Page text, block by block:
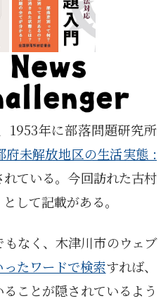
1953年に部落問題研究所
府未解放地区の生活実態 :
れている。今回訪れた古村
して記載がある。
なく、木津川市のウェブ
たワードで検索すれば、
ことが隠されているよう